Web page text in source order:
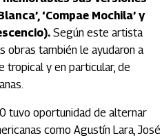
‘Compae Mochila’ y
Según este artista
obras también le ayudaron a
tropical y en particular, de
tuvo oportunidad de alternar
como Agustín Lara, José